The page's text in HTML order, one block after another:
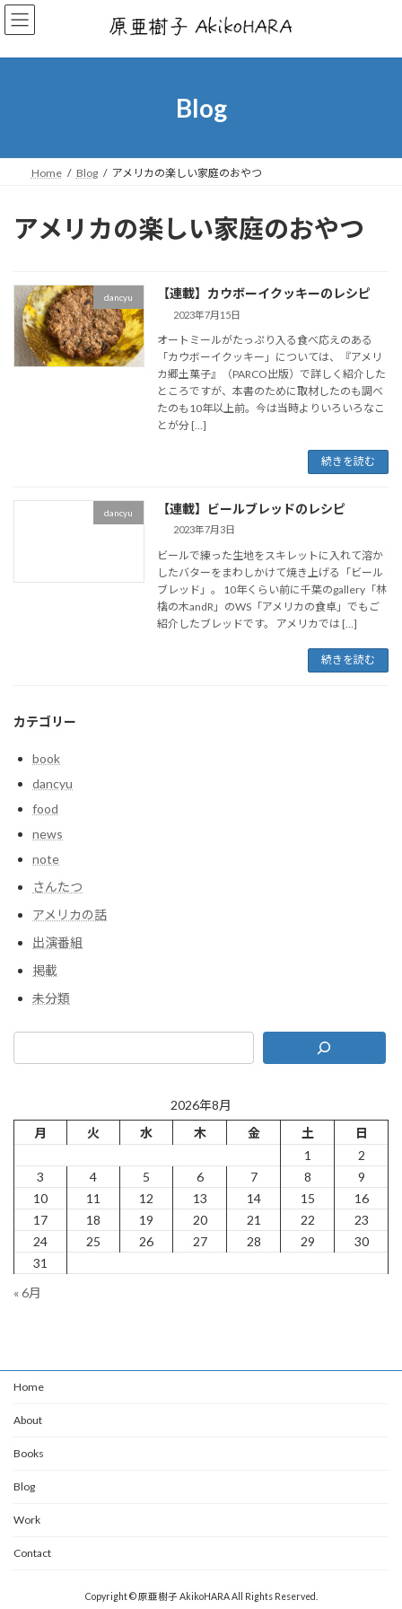
コ
ン
ン
ナ
ビ
ー
Blog
Home Blog アメリカの楽しい家庭のおやつ
アメリカの楽しい家庭のおやつ
dancyu 【連載】カウボーイクッキーのレシピ
2023年7月15日
オートミールがたっぷり入る食べ応えのある
「カウボーイクッキー」については、『アメリ
カ郷土菓子』（PARCO出版）で詳しく紹介した
ところですが、本書のために取材したのも調べ
たのも10年以上前。今は当時よりいろいろなこ
とが分 […]
続きを読む
dancyu 【連載】ビールブレッドのレシピ
2023年7月3日
ビールで練った生地をスキレットに入れて溶か
したバターをまわしかけて焼き上げる「ビール
ブレッド」。 10年くらい前に千葉のgallery「林
檎の木andR」のWS「アメリカの食卓」でもご
紹介したブレッドです。 アメリカでは […]
続きを読む
カテゴリー
book
dancyu
food
news
note
さんたつ
アメリカの話
出演番組
掲載
未分類
2026年8月
月
火 水 木 金 土
日
1
2
3
4 5 6 7 8
9
10
11 12 13 14 15
16
17
18 19 20 21 22
23
24
25 26 27 28 29
30
31
« 6月
Home
About
Books
Blog
Work
Contact
Copyright © 原亜樹子 AkikoHARA All Rights Reserved.